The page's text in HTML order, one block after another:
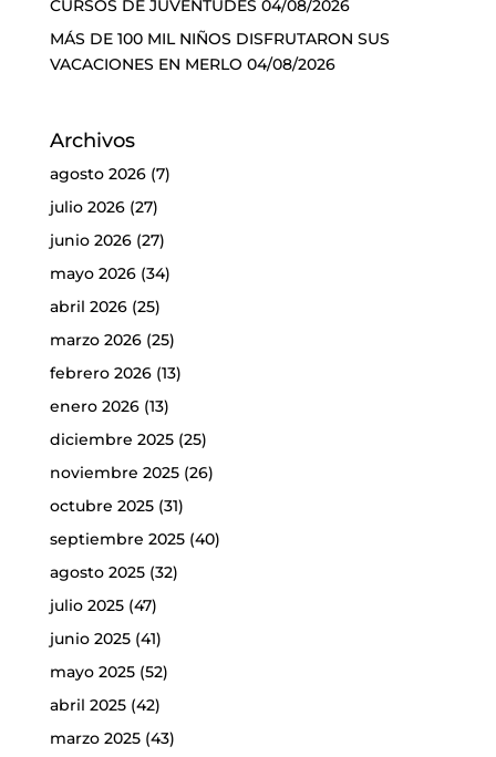
CURSOS DE JUVENTUDES 04/08/2026
MÁS DE 100 MIL NIÑOS DISFRUTARON SUS
VACACIONES EN MERLO 04/08/2026
Archivos
agosto 2026(7)
julio 2026(27)
junio 2026(27)
mayo 2026(34)
abril 2026(25)
marzo 2026(25)
febrero 2026(13)
enero 2026(13)
diciembre 2025(25)
noviembre 2025(26)
octubre 2025(31)
septiembre 2025(40)
agosto 2025(32)
julio 2025(47)
junio 2025(41)
mayo 2025(52)
abril 2025(42)
marzo 2025(43)